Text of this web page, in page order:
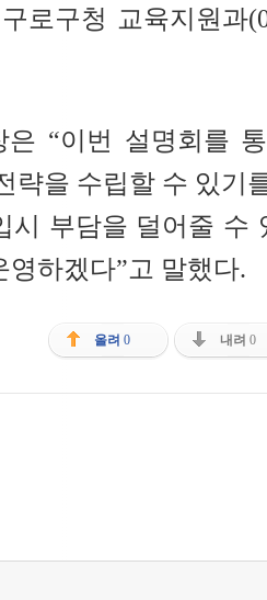
로구청 교육지원과
은 “이번 설명회를
략을 수립할 수 있기
시 부담을 덜어줄 수
하겠다”고 말했다.
올려 0 내려 0